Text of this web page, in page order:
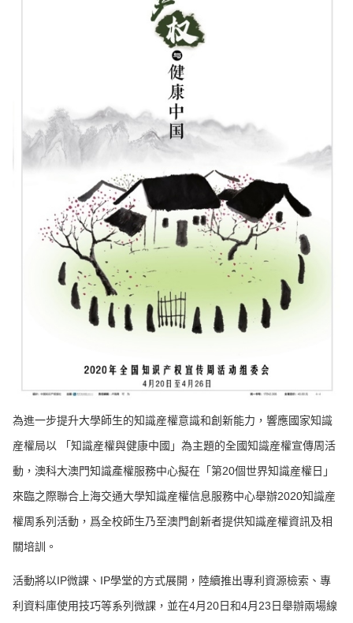
為進一步提升大學師生的知識産權意識和創新能力，響應國家知識
産權局以 「知識産權與健康中國」為主題的全國知識産權宣傳周活
動，澳科大澳門知識產權服務中心擬在「第20個世界知識産權日」
來臨之際聯合上海交通大學知識産權信息服務中心舉辦2020知識産
權周系列活動，爲全校師生乃至澳門創新者提供知識産權資訊及相
關培訓。
活動將以IP微課、IP學堂的方式展開，陸續推出專利資源檢索、專
利資料庫使用技巧等系列微課，並在4月20日和4月23日舉辦兩場線